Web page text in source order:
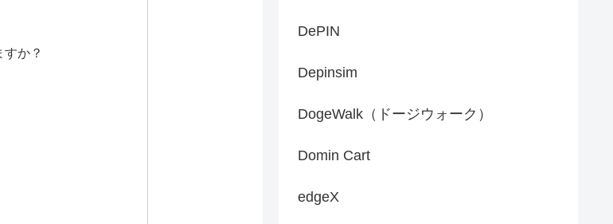
か？
DePIN
Depinsim
DogeWalk（ドージウォーク）
Domin Cart
edgeX